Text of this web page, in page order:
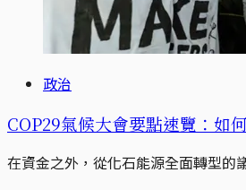
政治
COP29氣候大會要點速覽：如
在資金之外，從化石能源全面轉型的